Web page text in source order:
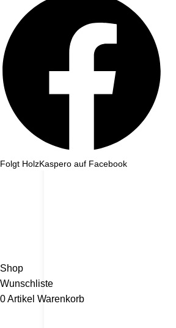
Folgt HolzKaspero auf Facebook
Shop
Wunschliste
0Artikel Warenkorb